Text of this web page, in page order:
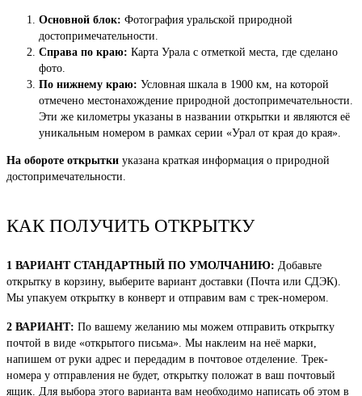
Основной блок: Фотография уральской природной
достопримечательности.
Справа по краю: Карта Урала с отметкой места, где сделано
фото.
По нижнему краю: Условная шкала в 1900 км, на которой
отмечено местонахождение природной достопримечательности.
Эти же километры указаны в названии открытки и являются её
уникальным номером в рамках серии «Урал от края до края».
На обороте открытки указана краткая информация о природной
достопримечательности.
КАК ПОЛУЧИТЬ ОТКРЫТКУ
1 ВАРИАНТ СТАНДАРТНЫЙ ПО УМОЛЧАНИЮ: Добавьте
открытку в корзину, выберите вариант доставки (Почта или СДЭК).
Мы упакуем открытку в конверт и отправим вам с трек-номером.
2 ВАРИАНТ: По вашему желанию мы можем отправить открытку
почтой в виде «открытого письма». Мы наклеим на неё марки,
напишем от руки адрес и передадим в почтовое отделение. Трек-
номера у отправления не будет, открытку положат в ваш почтовый
ящик. Для выбора этого варианта вам необходимо написать об этом в